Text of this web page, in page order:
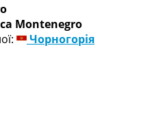
Montenegro
Чорногорія